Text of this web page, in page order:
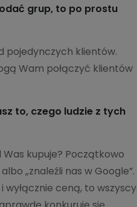
grup, to po prostu
pojedynczych klientów.
Wam połączyć klientów
to, czego ludzie z tych
kupuje? Początkowo
„znaleźli nas w Google”.
wyłącznie ceną, to wszyscy